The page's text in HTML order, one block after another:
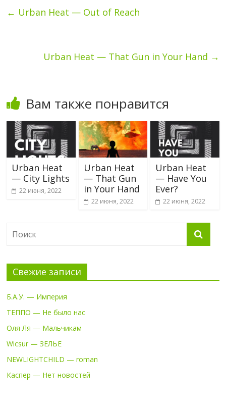
← Urban Heat — Out of Reach
Urban Heat — That Gun in Your Hand →
Вам также понравится
Urban Heat
— City Lights
22 июня, 2022
Urban Heat
— That Gun
in Your Hand
22 июня, 2022
Urban Heat
— Have You
Ever?
22 июня, 2022
Свежие записи
Б.А.У. — Империя
ТЕППО — Не было нас
Оля Ля — Мальчикам
Wicsur — ЗЕЛЬЕ
NEWLIGHTCHILD — roman
Каспер — Нет новостей